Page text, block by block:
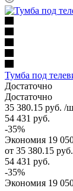
Тумба под
Достаточно
Достаточно
35 380.15 руб. /
54 431 руб.
-35%
Экономия 19
от 35 380.15 руб.
54 431 руб.
-35%
Экономия 19